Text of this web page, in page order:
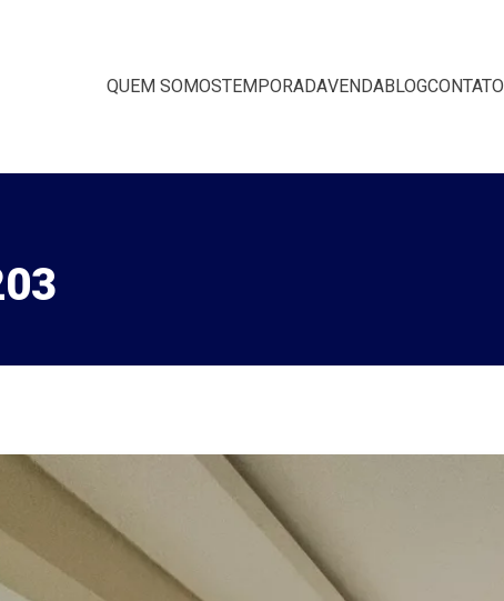
QUEM SOMOSTEMPORADAVENDABLOGCONTATO